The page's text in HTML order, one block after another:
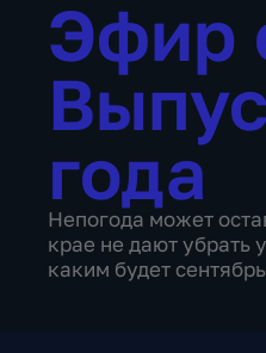
Эфир
года
Непогода может
крае не дают убрать
каким будет